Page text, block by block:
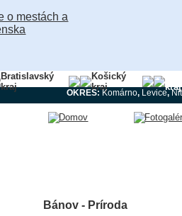
Bratislavský
kraj
Košický
kraj
kraj
OKRES:Komárno, Levice,
Bánov - Príroda